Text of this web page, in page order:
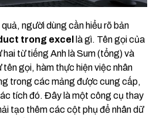
người dùng cần hiểu rõ bản
trong excel
là gì. Tên gọi của
từ tiếng Anh là Sum (tổng) và
gọi, hàm thực hiện việc nhân
trong các mảng được cung cấp,
tích đó. Đây là một công cụ thay
tạo thêm các cột phụ để nhân dữ